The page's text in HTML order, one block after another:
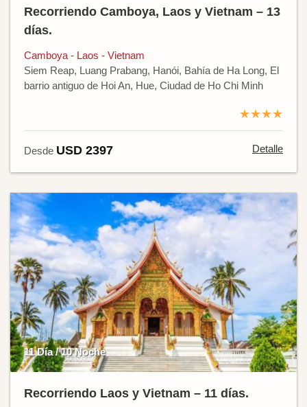
Recorriendo Camboya, Laos y Vietnam – 13
días.
Camboya - Laos - Vietnam
Siem Reap, Luang Prabang, Hanói, Bahía de Ha Long, El
barrio antiguo de Hoi An, Hue, Ciudad de Ho Chi Minh
★★★★
Desde USD 2397 Detalle
11 Día / 10 Noche
Recorriendo Laos y Vietnam – 11 días.